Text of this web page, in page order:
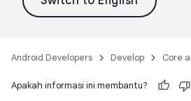
Android Developers Develop Core
Apakah informasi ini membantu?